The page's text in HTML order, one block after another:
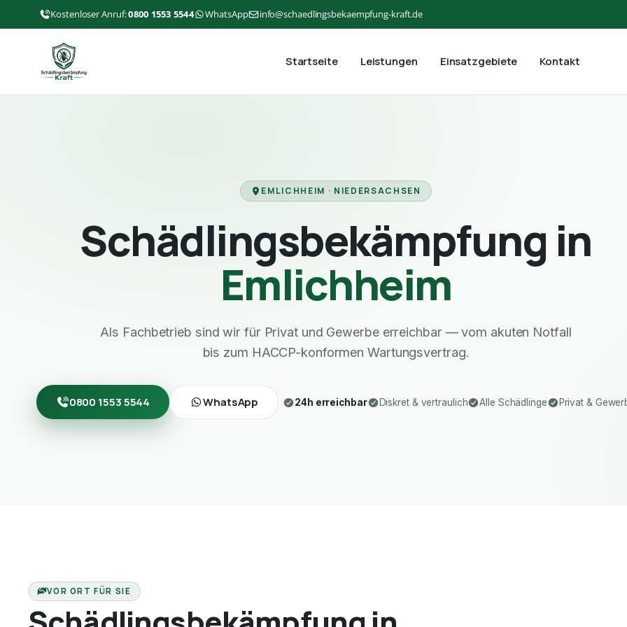
Kostenloser Anruf:0800 1553 5544 WhatsApp info@schaedlingsbekaempfung-kraft.de
Startseite Leistungen Einsatzgebiete Kontakt
EMLICHHEIM · NIEDERSACHSEN
Schädlingsbekämpfung in
Emlichheim
Als Fachbetrieb sind wir für Privat und Gewerbe erreichbar — vom akuten Notfall
bis zum HACCP-konformen Wartungsvertrag.
0800 1553 5544 WhatsApp 24h erreichbar Diskret & vertraulich Alle Schädlinge Privat &
VOR ORT FÜR SIE